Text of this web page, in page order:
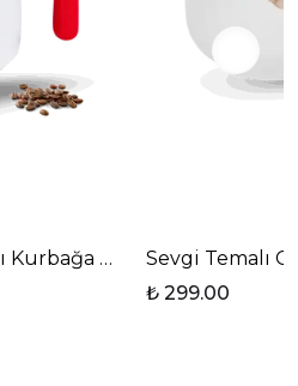
Kurbağa Baskılı T Saplı
Sevgi Temalı
₺ 299.00